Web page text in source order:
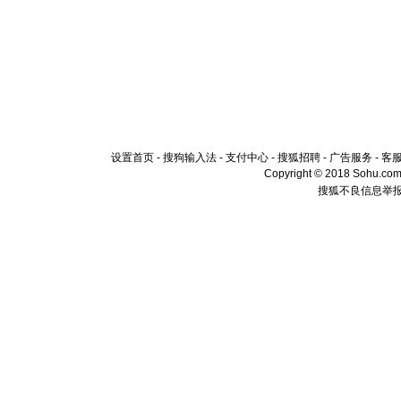
设置首页 - 搜狗输入法 - 支付中心 - 搜狐招聘 - 广告服务 - 客
Copyright © 2018
搜狐不良信息举